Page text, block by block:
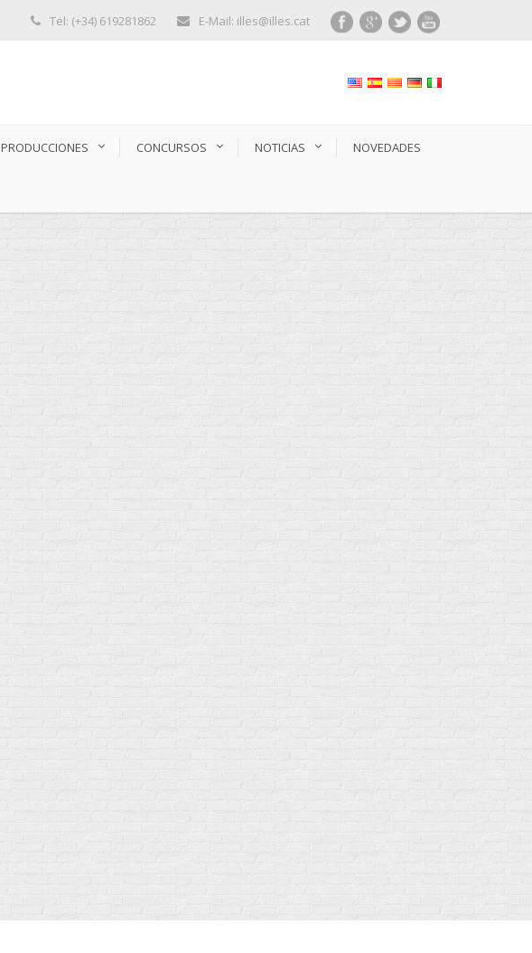
Tel: (+34) 619281862 E-Mail: illes@illes.cat
PRODUCCIONES CONCURSOS NOTICIAS NOVEDADES